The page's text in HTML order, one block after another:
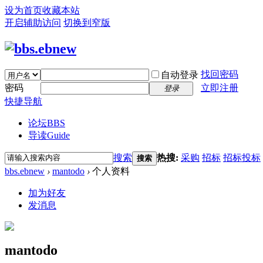
设为首页收藏本站
开启辅助访问 切换到窄版
自动登录 找回密码
密码
登录
立即注册
快捷导航
论坛BBS
导读Guide
搜索 搜索 热搜: 采购 招标 招标投标
bbs.ebnew › mantodo › 个人资料
加为好友
发消息
mantodo